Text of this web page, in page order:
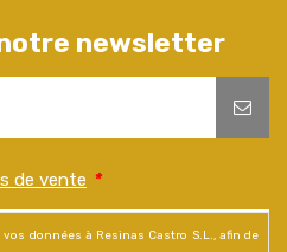
newsletter
de vente *
données à Resinas Castro S.L., afin de